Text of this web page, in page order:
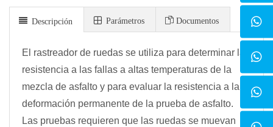
Descripción Parámetros Documentos
El rastreador de ruedas se utiliza para determinar la
resistencia a las fallas a altas temperaturas de la
mezcla de asfalto y para evaluar la resistencia a la
deformación permanente de la prueba de asfalto.
Las pruebas requieren que las ruedas se muevan